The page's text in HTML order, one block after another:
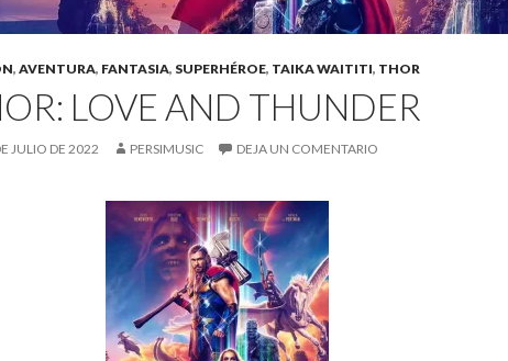
, AVENTURA, FANTASIA, SUPERHÉROE, TAIKA WAITITI, THOR
LOVE AND THUNDER
JULIO DE 2022 PERSIMUSIC DEJA UN COMENTARIO